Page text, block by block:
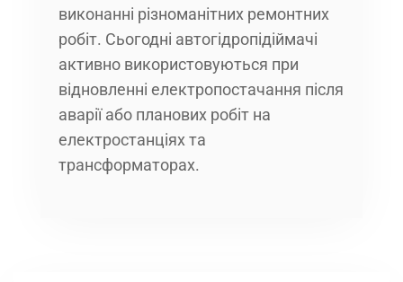
виконанні різноманітних ремонтних
робіт. Сьогодні автогідропідіймачі
активно використовуються при
відновленні електропостачання після
аварії або планових робіт на
електростанціях та
трансформаторах.